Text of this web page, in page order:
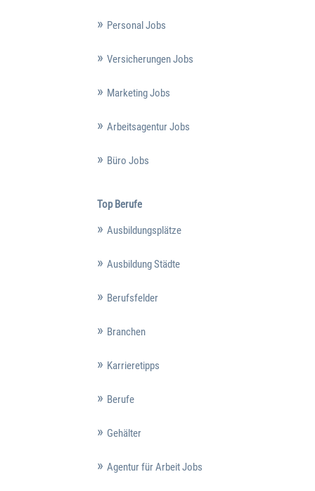
Personal Jobs
Versicherungen Jobs
Marketing Jobs
Arbeitsagentur Jobs
Büro Jobs
Top Berufe
Ausbildungsplätze
Ausbildung Städte
Berufsfelder
Branchen
Karrieretipps
Berufe
Gehälter
Agentur für Arbeit Jobs